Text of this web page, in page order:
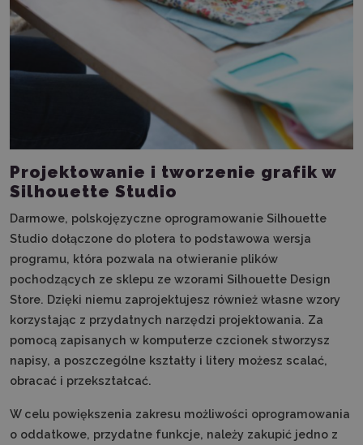
Projektowanie i tworzenie grafik w
Silhouette Studio
Darmowe, polskojęzyczne oprogramowanie Silhouette
Studio dołączone do plotera to podstawowa wersja
programu, która pozwala na otwieranie plików
pochodzących ze sklepu ze wzorami Silhouette Design
Store. Dzięki niemu zaprojektujesz również własne wzory
korzystając z przydatnych narzędzi projektowania. Za
pomocą zapisanych w komputerze czcionek stworzysz
napisy, a poszczególne kształty i litery możesz scalać,
obracać i przekształcać.
W celu powiększenia zakresu możliwości oprogramowania
o oddatkowe, przydatne funkcje, należy zakupić jedno z